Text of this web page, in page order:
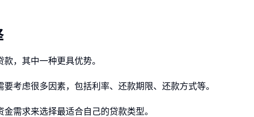
，其中一种更具优势。
考虑很多因素，包括利率、还款期限、还款方式等。
需求来选择最适合自己的贷款类型。